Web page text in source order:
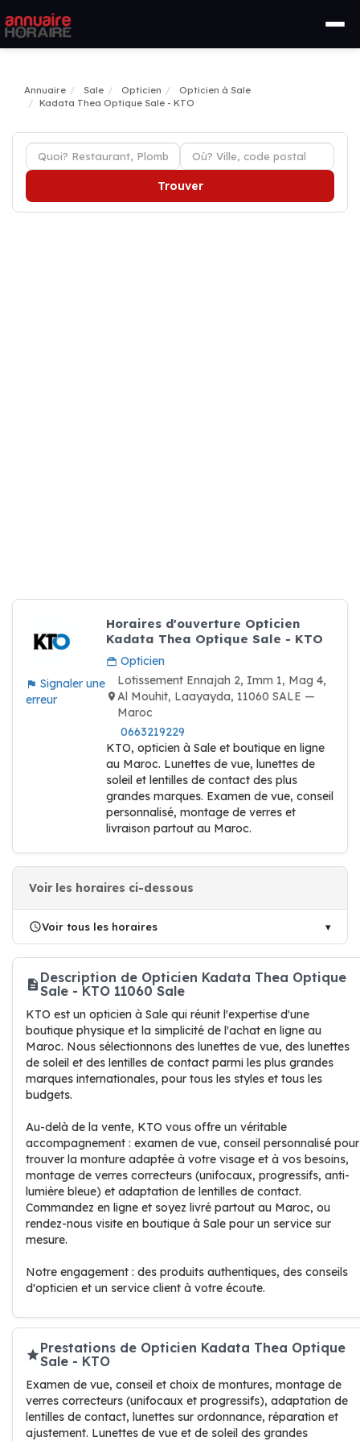
Annuaire Sale Opticien
Opticien à Sale
Kadata Thea Optique Sale - KTO
Trouver
Signaler une
erreur
Horaires d'ouverture Opticien
Kadata Thea Optique Sale - KTO
Opticien
Lotissement Ennajah 2, Imm 1, Mag 4,
Al Mouhit, Laayayda, 11060 SALE —
Maroc
0663219229
KTO, opticien à Sale et boutique en ligne
au Maroc. Lunettes de vue, lunettes de
soleil et lentilles de contact des plus
grandes marques. Examen de vue, conseil
personnalisé, montage de verres et
livraison partout au Maroc.
Voir les horaires ci-dessous
Voir tous les horaires
Description de Opticien Kadata Thea Optique
Sale - KTO 11060 Sale
KTO est un opticien à Sale qui réunit l'expertise d'une
boutique physique et la simplicité de l'achat en ligne au
Maroc. Nous sélectionnons des lunettes de vue, des lunettes
de soleil et des lentilles de contact parmi les plus grandes
marques internationales, pour tous les styles et tous les
budgets.
Au-delà de la vente, KTO vous offre un véritable
accompagnement : examen de vue, conseil personnalisé pour
trouver la monture adaptée à votre visage et à vos besoins,
montage de verres correcteurs (unifocaux, progressifs, anti-
lumière bleue) et adaptation de lentilles de contact.
Commandez en ligne et soyez livré partout au Maroc, ou
rendez-nous visite en boutique à Sale pour un service sur
mesure.
Notre engagement : des produits authentiques, des conseils
d'opticien et un service client à votre écoute.
Prestations de Opticien Kadata Thea Optique
Sale - KTO
Examen de vue, conseil et choix de montures, montage de
verres correcteurs (unifocaux et progressifs), adaptation de
lentilles de contact, lunettes sur ordonnance, réparation et
ajustement. Lunettes de vue et de soleil des grandes